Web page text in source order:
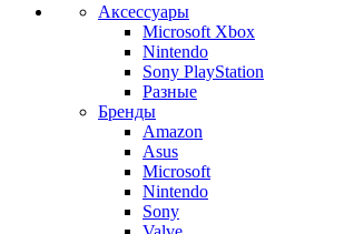
Аксессуары
Microsoft Xbox
Nintendo
Sony PlayStation
Разные
Бренды
Amazon
Asus
Microsoft
Nintendo
Sony